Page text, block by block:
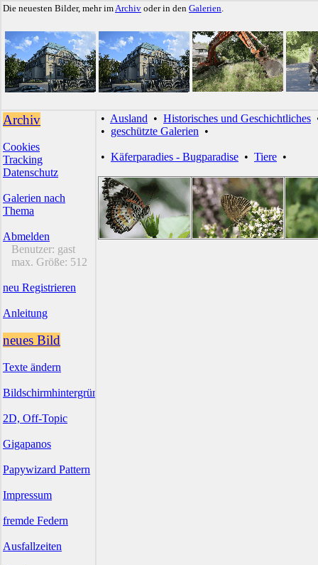
Die neuesten Bilder, mehr imArchiv oder in den Galerien.
Archiv
Cookies
Tracking
Datenschutz
Galerien nach
Thema
Abmelden
Benutzer: gast
max. Größe: 512
neu Registrieren
Anleitung
neues Bild
Texte ändern
Bildschirmhintergründe
2D, Off-Topic
Gigapanos
Papywizard Pattern
Impressum
fremde Federn
Ausfallzeiten
• Ausland • Historisches und Geschichtliches
• geschützte Galerien •
• Käferparadies - Bugparadise • Tiere •